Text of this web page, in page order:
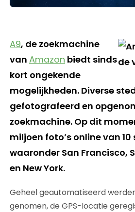
A9, de zoekmachine
van Amazon biedt sinds
kort ongekende
mogelijkheden. Diverse
gefotografeerd en
zoekmachine. Op dit
miljoen foto’s online van 10
waaronder San Francisco,
en New York.
Geheel geautomatiseerd
genomen, de GPS-locatie